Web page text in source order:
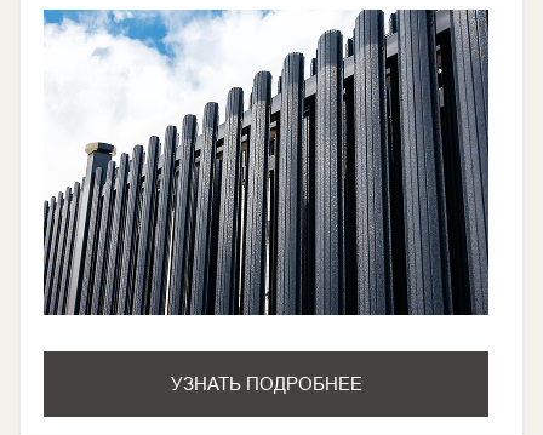
УЗНАТЬ ПОДРОБНЕЕ